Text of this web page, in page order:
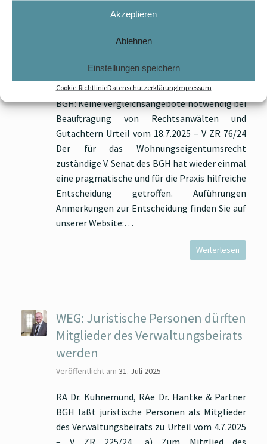
Akzeptieren
Ablehnen
Einstellungen speichern
Cookie-RichtlinieDatenschutzerklärungImpressum
Vergleichsangebote bei
Beauftragung Rechtsanwälten
und Gutachtern
Veröffentlicht am 18. September 2025
RA Dr. Kühnemund, RAe Dr. Hantke & Partner
BGH: Keine Vergleichsangebote notwendig bei
Beauftragung von Rechtsanwälten und
Gutachtern Urteil vom 18.7.2025 – V ZR 76/24
Der für das Wohnungseigentumsrecht
zuständige V. Senat des BGH hat wieder einmal
eine pragmatische und für die Praxis hilfreiche
Entscheidung getroffen. Auführungen
Anmerkungen zur Entscheidung finden Sie auf
unserer Website:…
Weiterlesen
WEG: Juristische Personen dürften
Mitglieder des Verwaltungsbeirats
werden
Veröffentlicht am 31. Juli 2025
RA Dr. Kühnemund, RAe Dr. Hantke & Partner
BGH läßt juristische Personen als Mitglieder
des Verwaltungsbeirats zu Urteil vom 4.7.2025
– V ZR 225/24 „a) Zum Mitglied des